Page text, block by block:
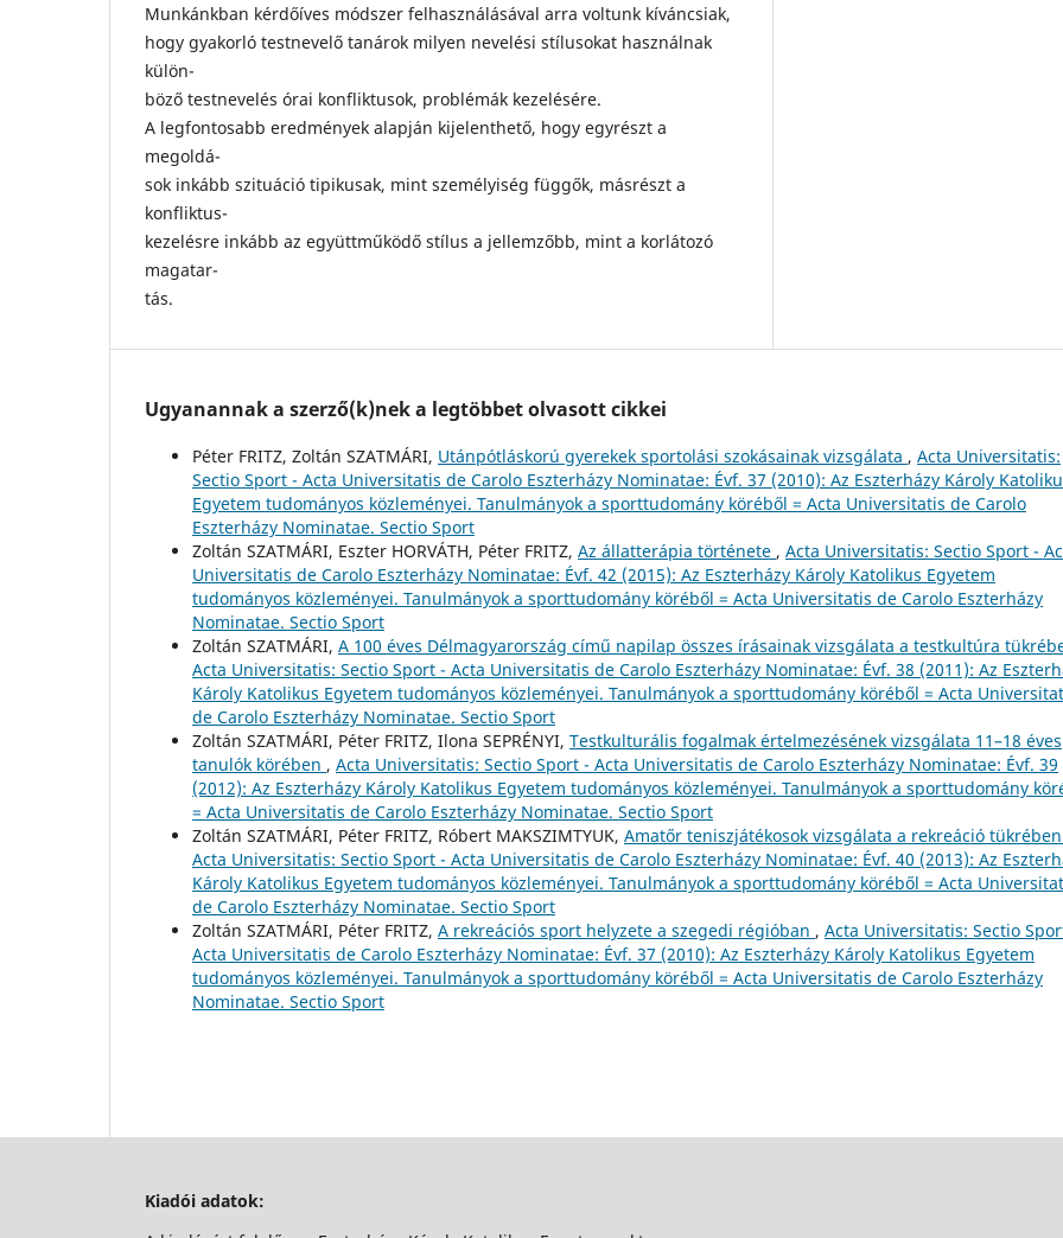
Munkánkban kérdőíves módszer felhasználásával arra voltunk kíváncsiak,
hogy gyakorló testnevelő tanárok milyen nevelési stílusokat használnak
külön-
böző testnevelés órai konfliktusok, problémák kezelésére.
A legfontosabb eredmények alapján kijelenthető, hogy egyrészt a
megoldá-
sok inkább szituáció tipikusak, mint személyiség függők, másrészt a
konfliktus-
kezelésre inkább az együttműködő stílus a jellemzőbb, mint a korlátozó
magatar-
tás.
Ugyanannak a szerző(k)nek a legtöbbet olvasott cikkei
Péter FRITZ, Zoltán SZATMÁRI, Utánpótláskorú gyerekek sportolási szokásainak vizsgálata , Acta Universitatis:
Sectio Sport - Acta Universitatis de Carolo Eszterházy Nominatae: Évf. 37 (2010): Az Eszterházy Károly
Egyetem tudományos közleményei. Tanulmányok a sporttudomány köréből = Acta Universitatis de Carolo
Eszterházy Nominatae. Sectio Sport
Zoltán SZATMÁRI, Eszter HORVÁTH, Péter FRITZ, Az állatterápia története , Acta Universitatis: Sectio Sport -
Universitatis de Carolo Eszterházy Nominatae: Évf. 42 (2015): Az Eszterházy Károly Katolikus Egyetem
tudományos közleményei. Tanulmányok a sporttudomány köréből = Acta Universitatis de Carolo Eszterházy
Nominatae. Sectio Sport
Zoltán SZATMÁRI, A 100 éves Délmagyarország című napilap összes írásainak vizsgálata a testkultúra
Acta Universitatis: Sectio Sport - Acta Universitatis de Carolo Eszterházy Nominatae: Évf. 38 (2011): Az
Károly Katolikus Egyetem tudományos közleményei. Tanulmányok a sporttudomány köréből = Acta
de Carolo Eszterházy Nominatae. Sectio Sport
Zoltán SZATMÁRI, Péter FRITZ, Ilona SEPRÉNYI, Testkulturális fogalmak értelmezésének vizsgálata 11–18 éves
tanulók körében , Acta Universitatis: Sectio Sport - Acta Universitatis de Carolo Eszterházy Nominatae: Évf. 39
(2012): Az Eszterházy Károly Katolikus Egyetem tudományos közleményei. Tanulmányok a sporttudomány
= Acta Universitatis de Carolo Eszterházy Nominatae. Sectio Sport
Zoltán SZATMÁRI, Péter FRITZ, Róbert MAKSZIMTYUK, Amatőr teniszjátékosok vizsgálata a rekreáció
Acta Universitatis: Sectio Sport - Acta Universitatis de Carolo Eszterházy Nominatae: Évf. 40 (2013): Az
Károly Katolikus Egyetem tudományos közleményei. Tanulmányok a sporttudomány köréből = Acta
de Carolo Eszterházy Nominatae. Sectio Sport
Zoltán SZATMÁRI, Péter FRITZ, A rekreációs sport helyzete a szegedi régióban , Acta Universitatis: Sectio
Acta Universitatis de Carolo Eszterházy Nominatae: Évf. 37 (2010): Az Eszterházy Károly Katolikus Egyetem
tudományos közleményei. Tanulmányok a sporttudomány köréből = Acta Universitatis de Carolo Eszterházy
Nominatae. Sectio Sport
Kiadói adatok: